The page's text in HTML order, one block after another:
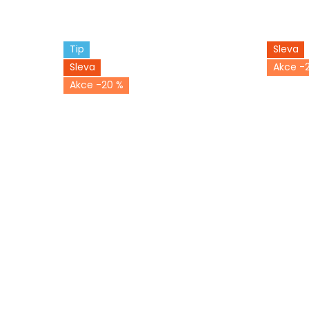
Tip
Sleva
-20 %
Sleva
-